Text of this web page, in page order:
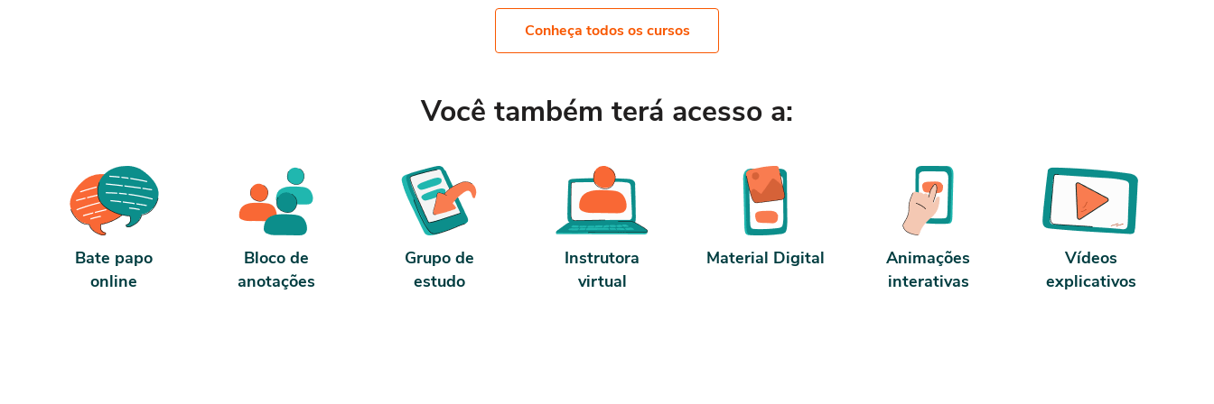
Porém, se for concluído antes de 5 dias,
Conforme nosso contrato e termos de uso.
dias, passa a ter 10 horas de carga horária.
Conheça todos os cursos
Você também terá acesso a:
Bate papo
online
Bloco de
anotações
Grupo de
estudo
Instrutora
virtual
Material Digital
Animações
interativas
Vídeos
explicativos